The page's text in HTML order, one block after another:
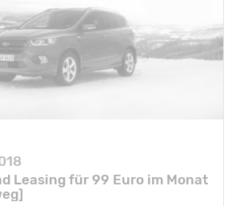
Leasing für 99 Euro im Monat